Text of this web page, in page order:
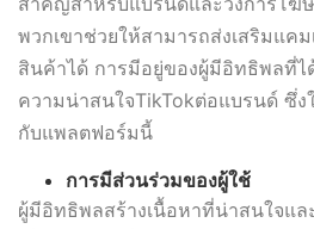
พวกเขาช่วยให้สามารถส่งเสริมแค
สินค้าได้ การมีอยู่ของผู้มีอิทธิพลที่ไ
ความน่าสนใจTikTokต่อแบรนด์ ซึ่
กับแพลตฟอร์มนี้
การมีส่วนร่วมของผู้ใช้
ผู้มีอิทธิพลสร้างเนื้อหาที่น่าสนใจแ